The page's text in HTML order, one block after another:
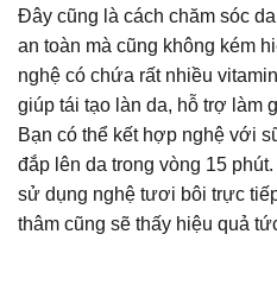
Đây cũng là cách chăm sóc
an toàn mà cũng không kém
nghệ có chứa rất nhiều
giúp tái tạo làn da, hỗ trợ làm
Bạn có thể kết hợp nghệ với
đắp lên da trong vòng 15
sử dụng nghệ tươi bôi trực
thâm cũng sẽ thấy hiệu quả